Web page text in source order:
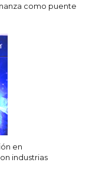
como puente
en
industrias